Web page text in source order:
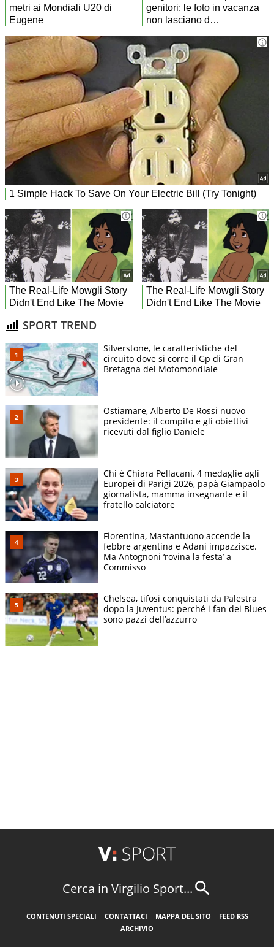
SPORT TREND
Silverstone, le caratteristiche del
circuito dove si corre il Gp di Gran
Bretagna del Motomondiale
Ostiamare, Alberto De Rossi nuovo
presidente: il compito e gli obiettivi
ricevuti dal figlio Daniele
Chi è Chiara Pellacani, 4 medaglie agli
Europei di Parigi 2026, papà Giampaolo
giornalista, mamma insegnante e il
fratello calciatore
Fiorentina, Mastantuono accende la
febbre argentina e Adani impazzisce.
Ma Antognoni ‘rovina la festa’ a
Commisso
Chelsea, tifosi conquistati da Palestra
dopo la Juventus: perché i fan dei Blues
sono pazzi dell’azzurro
Cerca in Virgilio Sport...
CONTENUTI SPECIALI CONTATTACI MAPPA DEL SITO
FEED RSS
ARCHIVIO